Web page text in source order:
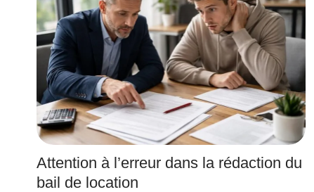
Attention à l’erreur dans la rédaction du
bail de location